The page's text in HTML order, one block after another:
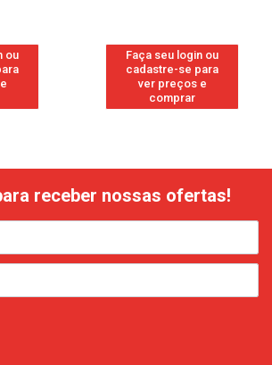
ou
Faça seu login ou
cadastre-se para
ver preços e
comprar
receber nossas ofertas!